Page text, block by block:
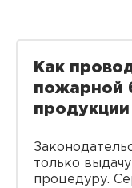
Как
пожарной
только
процедуру.